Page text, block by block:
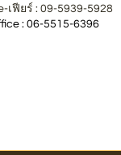
5939-5928
5515-6396